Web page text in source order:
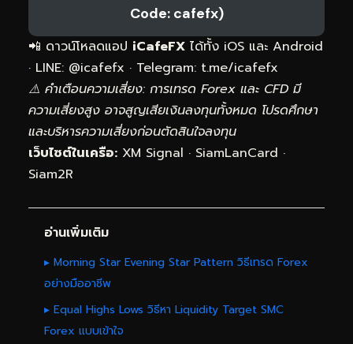
Code: cafefx)
📲 ดาวน์โหลดแอป iCafeFX ได้ทั้ง iOS และ Android
· LINE: @icafefx · Telegram: t.me/icafefx
⚠️ คำเตือนความเสี่ยง: การเทรด Forex และ CFD มี
ความเสี่ยงสูง อาจสูญเสียเงินลงทุนทั้งหมด โปรดศึกษา
และบริหารความเสี่ยงก่อนตัดสินใจลงทุน
เว็บไซต์ในเครือ: XM Signal · SiamLanCard ·
Siam2R
อ่านเพิ่มเติม
▸ Morning Star Evening Star Pattern วิธีเทรด Forex
อย่างมืออาชีพ
▸ Equal Highs Lows วิธีหา Liquidity Target SMC
Forex แบบเข้าใจ